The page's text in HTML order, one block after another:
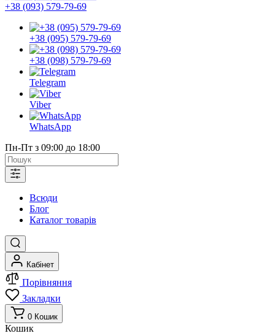
+38 (093) 579-79-69
+38 (095) 579-79-69
+38 (098) 579-79-69
Telegram
Viber
WhatsApp
Пн-Пт з 09:00 до 18:00
Всюди
Блог
Каталог товарів
Кабінет
Порівняння
Закладки
0 Кошик
Кошик